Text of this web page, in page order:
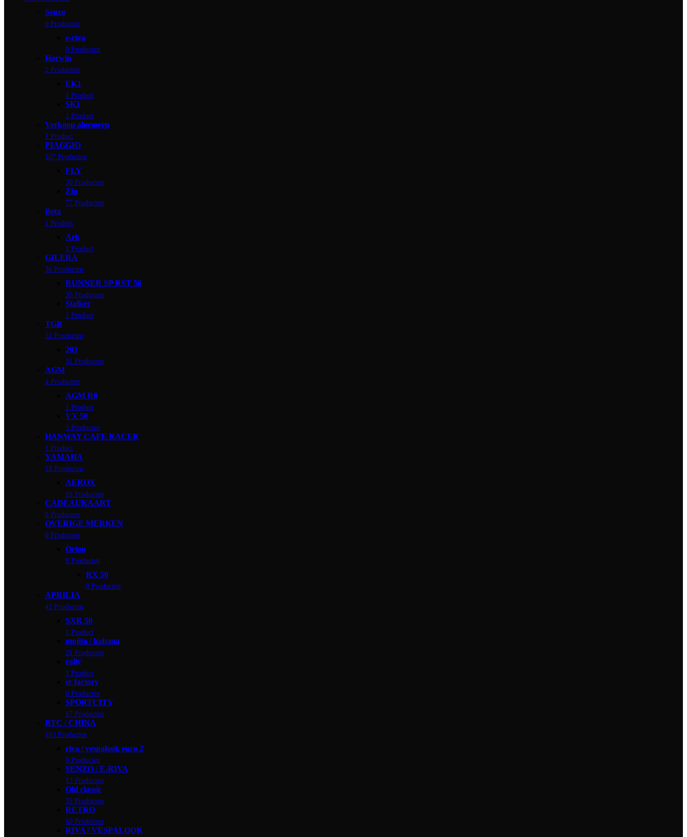
Senzo
0 Producten
e-riva
0 Producten
Horwin
2 Producten
EK1
1 Product
SK1
1 Product
Verkoop algemeen
1 Product
PIAGGIO
107 Producten
FLY
30 Producten
Zip
77 Producten
Beta
1 Product
Ark
1 Product
GILERA
36 Producten
RUNNER SP RST 50
35 Producten
Stalker
1 Product
TGB
31 Producten
203
31 Producten
AGM
4 Producten
AGM R8
1 Product
VX 50
3 Producten
HANWAY CAFE RACER
1 Product
YAMAHA
18 Producten
AEROX
18 Producten
CADEAUKAART
0 Producten
OVERIGE MERKEN
0 Producten
Orion
0 Producten
RX 50
0 Producten
APRILIA
42 Producten
SXR 50
1 Product
mojito / habana
21 Producten
rally
1 Product
sr factory
0 Producten
SPORTCITY
17 Producten
BTC / CHINA
163 Producten
riva / vespalook euro 2
0 Producten
SENZO / E-RIVA
13 Producten
Old classic
33 Producten
RETRO
60 Producten
RIVA / VESPALOOK